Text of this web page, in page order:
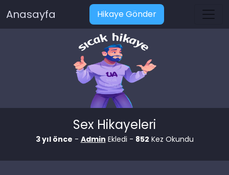
Anasayfa Hikaye Gönder
Sex Hikayeleri
3 yıl önce - Admin Ekledi - 852 Kez Okundu